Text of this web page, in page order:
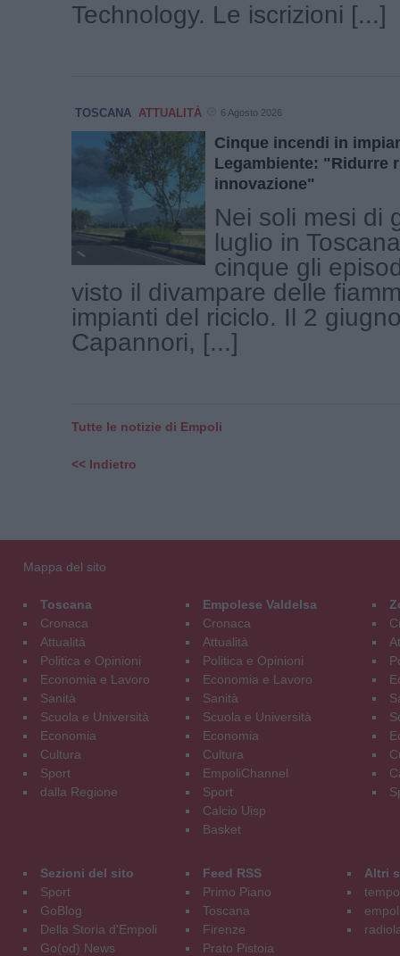
Technology. Le iscrizioni [...]
TOSCANA ATTUALITÀ 6 Agosto 2026
Cinque incendi in
Legambiente: "Ridurre
innovazione"
Nei soli mesi di
luglio in
cinque gli
visto il divampare delle
impianti del riciclo. Il 2
Capannori, [...]
Tutte le notizie di Empoli
<< Indietro
Mappa del sito
Toscana
Cronaca
Attualità
Politica e Opinioni
Economia e Lavoro
Sanità
Scuola e Università
Economia
Cultura
Sport
dalla Regione
Empolese Valdelsa
Cronaca
Attualità
Politica e Opinioni
Economia e Lavoro
Sanità
Scuola e Università
Economia
Cultura
EmpoliChannel
Sport
Calcio Uisp
Basket
Sezioni del sito
Sport
GoBlog
Della Storia d'Empoli
Go(od) News
Feed RSS
Primo Piano
Toscana
Firenze
Prato Pistoia
Altri